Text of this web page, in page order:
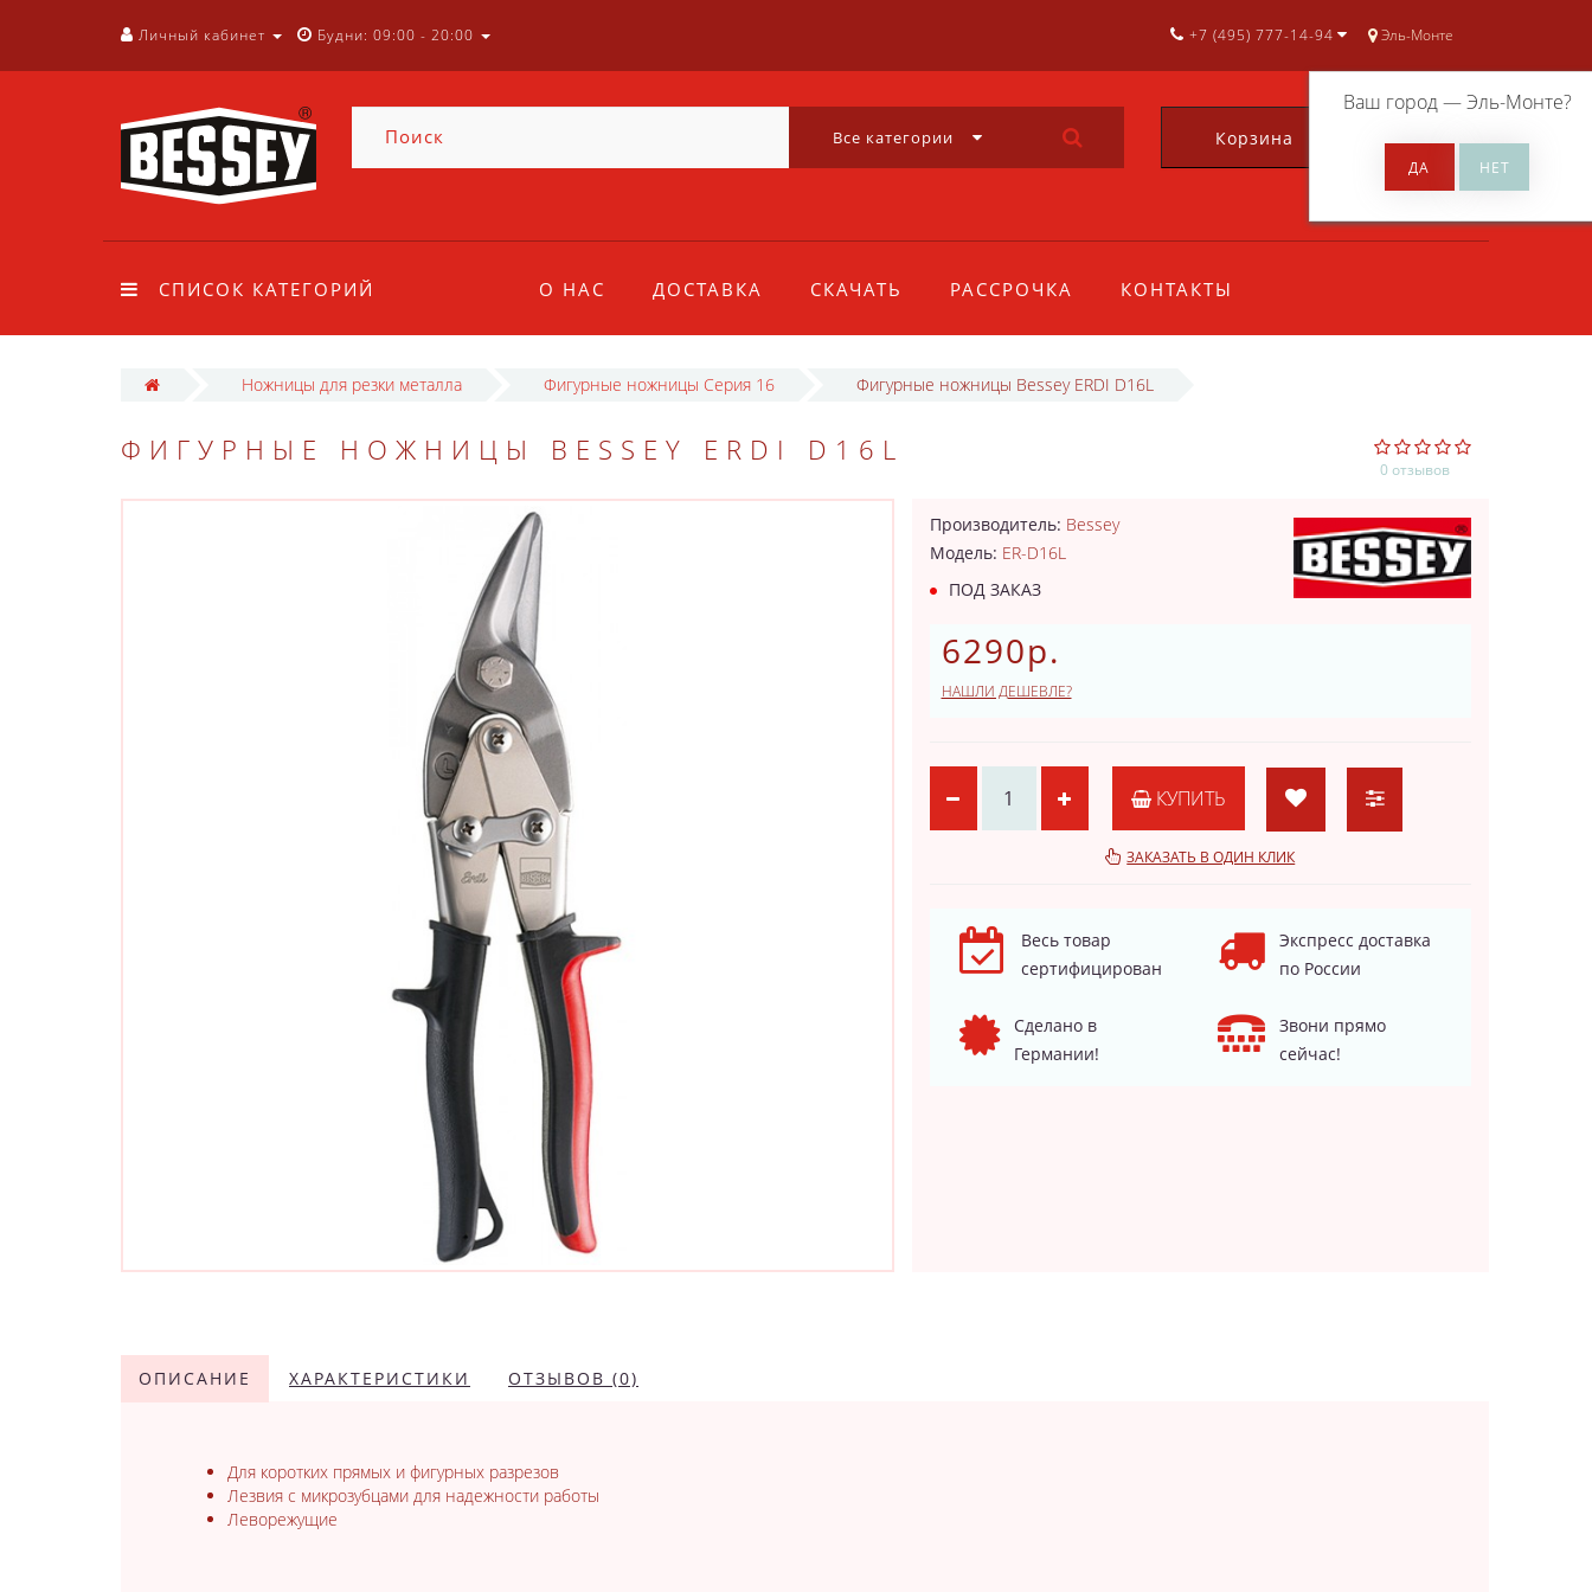
Личный кабинет Будни: 09:00 - 20:00 Эль-Монте
Ваш город —Эль-Монте?
+7 (495) 777-14-94
Все категории Корзина 0
СПИСОК КАТЕГОРИЙ О НАС ДОСТАВКА СКАЧАТЬ РАССРОЧКА КОНТАКТЫ
Ножницы для резки металла Фигурные ножницы Серия 16 Фигурные ножницы Bessey ERDI D16L
ФИГУРНЫЕ НОЖНИЦЫ BESSEY ERDI D16L
0 отзывов
Производитель: Bessey
Модель: ER-D16L
ПОД ЗАКАЗ
6290р.
НАШЛИ ДЕШЕВЛЕ?
КУПИТЬ
ЗАКАЗАТЬ В ОДИН КЛИК
Весь товар
сертифицирован
Экспресс доставка
по России
Сделано в
Германии!
Звони прямо
сейчас!
ОПИСАНИЕ ХАРАКТЕРИСТИКИ ОТЗЫВОВ (0)
Для коротких прямых и фигурных разрезов
Лезвия с микрозубцами для надежности работы
Леворежущие